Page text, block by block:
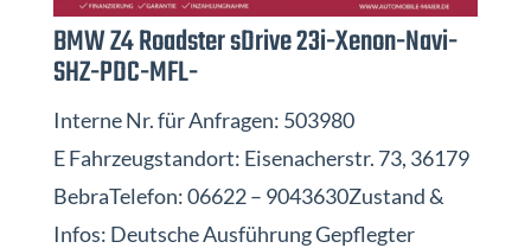
BMW Z4 Roadster sDrive 23i-Xenon-Navi-
SHZ-PDC-MFL-
Interne Nr. für Anfragen: 503980
E Fahrzeugstandort: Eisenacherstr. 73, 36179
BebraTelefon: 06622 – 9043630Zustand &
Infos: Deutsche Ausführung Gepflegter